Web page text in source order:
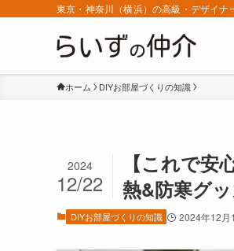
東京・神奈川（横浜）の高級・デザイナ
ホーム DIYお部屋づくりの知識
【これで
熱&防寒グ
2024
12/22
DIYお部屋づくりの知識 2024年12月